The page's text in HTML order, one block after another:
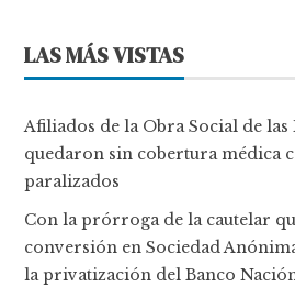
LAS MÁS VISTAS
Afiliados de la Obra Social de las
quedaron sin cobertura médica
paralizados
Con la prórroga de la cautelar
conversión en Sociedad
la privatización del Banco